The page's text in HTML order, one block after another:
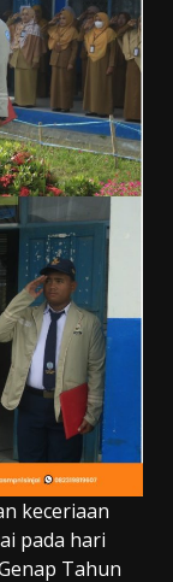
keceriaan
pada hari
Tahun